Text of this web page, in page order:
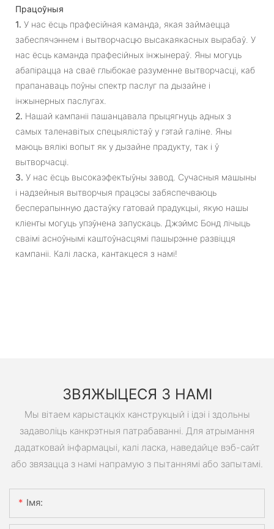
Працоўныя
1. У нас ёсць прафесійная каманда, якая займаецца
забеспячэннем і вытворчасцю высакаякасных вырабаў. У
нас ёсць каманда прафесійных інжынераў. Яны могуць
абапірацца на сваё глыбокае разуменне вытворчасці, каб
прапанаваць поўны спектр паслуг па дызайне і
інжынерных паслугах.
2. Нашай кампаніі пашанцавала прыцягнуць адных з
самых таленавітых спецыялістаў у гэтай галіне. Яны
маюць вялікі вопыт як у дызайне прадукту, так і ў
вытворчасці.
3. У нас ёсць высокаэфектыўны завод. Сучасныя машыны
і надзейныя вытворчыя працэсы забяспечваюць
бесперапынную дастаўку гатовай прадукцыі, якую нашы
кліенты могуць упэўнена запускаць. Джэймс Бонд лічыць
сваімі асноўнымі каштоўнасцямі пашырэнне развіцця
кампаніі. Калі ласка, кантакцеся з намі!
ЗВЯЖЫЦЕСЯ З НАМІ
Мы вітаем карыстацкіх канструкцый і ідэі і здольны
задаволіць канкрэтныя патрабаванні. Для атрымання
дадатковай інфармацыі, калі ласка, наведайце вэб-сайт
або звязацца з намі напрамую з пытаннямі або запытамі.
Імя: